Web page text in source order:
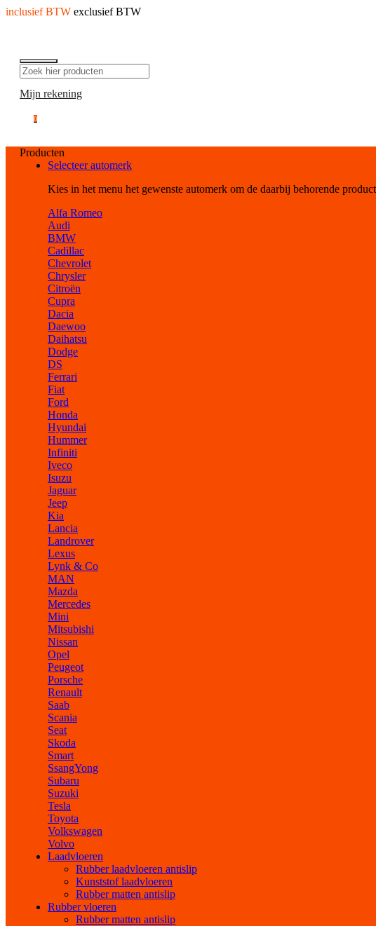
inclusief BTW exclusief BTW
Mijn rekening
0
Producten
Selecteer automerk
Kies in het menu het gewenste automerk om de daarbij behorende
Alfa Romeo
Audi
BMW
Cadillac
Chevrolet
Chrysler
Citroën
Cupra
Dacia
Daewoo
Daihatsu
Dodge
DS
Ferrari
Fiat
Ford
Honda
Hyundai
Hummer
Infiniti
Iveco
Isuzu
Jaguar
Jeep
Kia
Lancia
Landrover
Lexus
Lynk & Co
MAN
Mazda
Mercedes
Mini
Mitsubishi
Nissan
Opel
Peugeot
Porsche
Renault
Saab
Scania
Seat
Skoda
Smart
SsangYong
Subaru
Suzuki
Tesla
Toyota
Volkswagen
Volvo
Laadvloeren
Rubber laadvloeren antislip
Kunststof laadvloeren
Rubber matten antislip
Rubber vloeren
Rubber matten antislip